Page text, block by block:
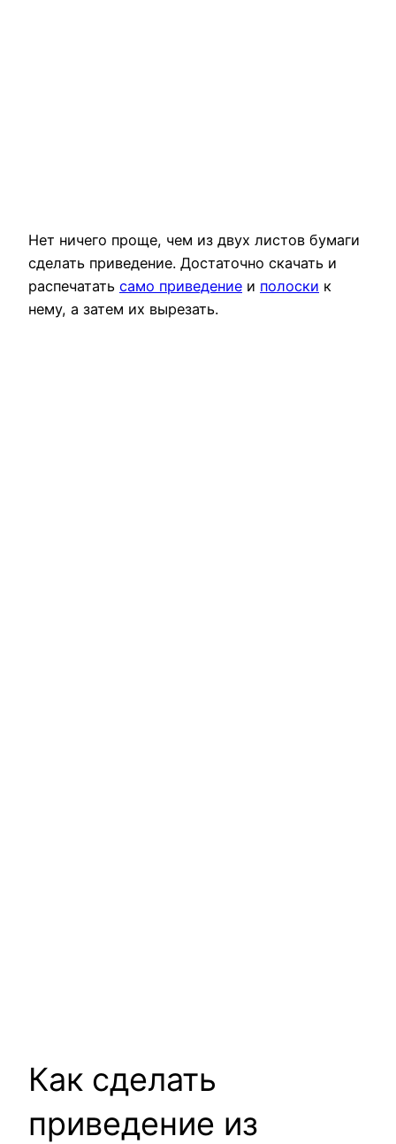
Нет ничего проще, чем из двух листов бумаги
сделать приведение. Достаточно скачать и
распечатать само приведение и полоски к
нему, а затем их вырезать.
Как сделать
приведение из